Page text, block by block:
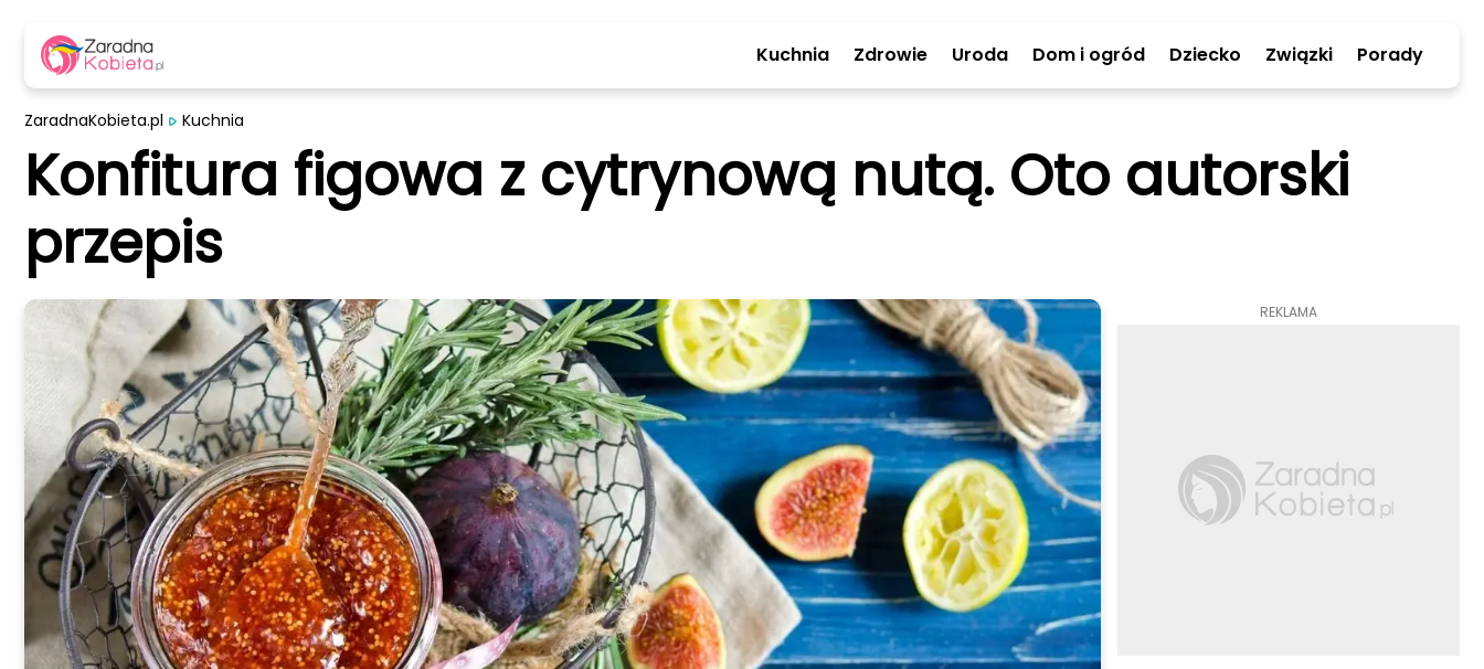
Kuchnia Zdrowie Uroda Dom i ogród Dziecko Związki Porady
ZaradnaKobieta.pl Kuchnia
Konfitura figowa z cytrynową nutą. Oto autorski
przepis
REKLAMA